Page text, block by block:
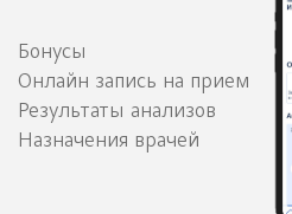
Бонусы
Онлайн запись на прием
Результаты анализов
Назначения врачей